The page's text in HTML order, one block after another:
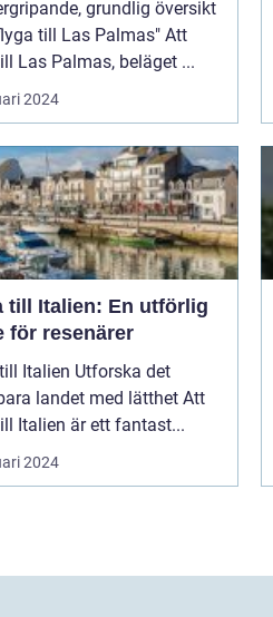
grundlig översikt
till Las Palmas" Att
Las Palmas, beläget ...
2024
till Italien: En utförlig
för resenärer
Utforska det
landet med lätthet Att
Italien är ett fantast...
2024